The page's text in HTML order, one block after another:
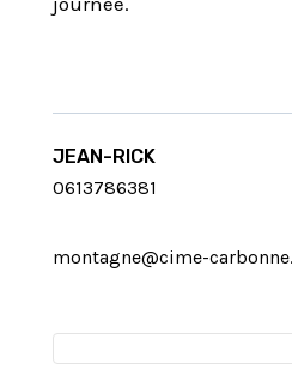
JEAN-RICK
0613786381
montagne@cime-